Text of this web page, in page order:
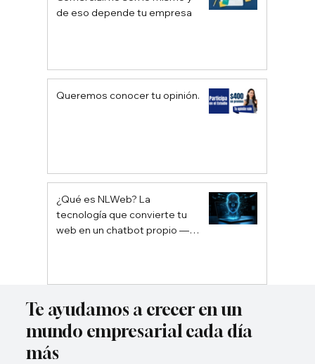
de eso depende tu empresa
Queremos conocer tu opinión.
¿Qué es NLWeb? La
tecnología que convierte tu
web en un chatbot propio —
Te ayudamos a crecer en un
mundo empresarial cada día
más